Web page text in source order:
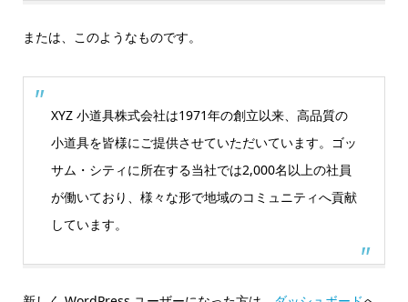
または、このようなものです。
XYZ 小道具株式会社は1971年の創立以来、高品質の
小道具を皆様にご提供させていただいています。ゴッ
サム・シティに所在する当社では2,000名以上の社員
が働いており、様々な形で地域のコミュニティへ貢献
しています。